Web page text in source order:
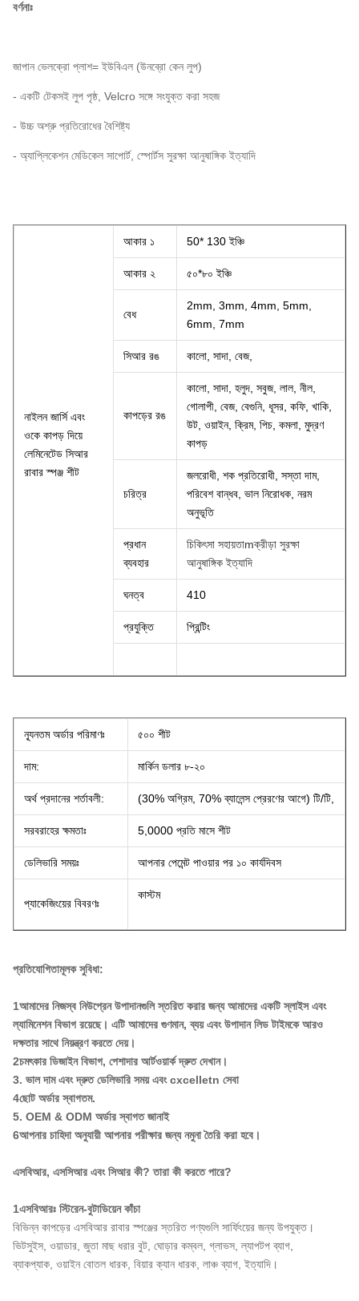
বর্ণনাঃ
জাপান ভেলক্রো প্লাশ= ইউবিএল (উনব্রো কেন লুপ)
- একটি টেকসই লুপ পৃষ্ঠ, Velcro সঙ্গে সংযুক্ত করা সহজ
- উচ্চ অশ্রু প্রতিরোধের বৈশিষ্ট্য
- অ্যাপ্লিকেশন মেডিকেল সাপোর্ট, স্পোর্টস সুরক্ষা আনুষাঙ্গিক ইত্যাদি
নাইলন জার্সি এবং
ওকে কাপড় দিয়ে
লেমিনেটেড সিআর
রাবার স্পঞ্জ শীট
আকার ১ 50* 130 ইঞ্চি
আকার ২ ৫০*৮০ ইঞ্চি
বেধ
2mm, 3mm, 4mm, 5mm,
6mm, 7mm
সিআর রঙ কালো, সাদা, বেজ,
কাপড়ের রঙ
কালো, সাদা, হলুদ, সবুজ, লাল, নীল,
গোলাপী, বেজ, বেগুনি, ধূসর, কফি, খাকি,
উট, ওয়াইন, ক্রিম, পিচ, কমলা, মুদ্রণ
কাপড়
চরিত্র
জলরোধী, শক প্রতিরোধী, সস্তা দাম,
পরিবেশ বান্ধব, ভাল নিরোধক, নরম
অনুভূতি
প্রধান
ব্যবহার
চিকিৎসা সহায়তাmক্রীড়া সুরক্ষা
আনুষাঙ্গিক ইত্যাদি
ঘনত্ব 410
প্রযুক্তি প্রিন্টিং
ন্যূনতম অর্ডার পরিমাণঃ ৫০০ শীট
দাম: মার্কিন ডলার ৮-২০
অর্থ প্রদানের শর্তাবলী: (30% অগ্রিম, 70% ব্যালেন্স প্রেরণের আগে) টি/টি,
সরবরাহের ক্ষমতাঃ 5,0000 প্রতি মাসে শীট
ডেলিভারি সময়ঃ আপনার পেমেন্ট পাওয়ার পর ১০ কার্যদিবস
প্যাকেজিংয়ের বিবরণঃ
কাস্টম
প্রতিযোগিতামূলক সুবিধা:
1আমাদের নিজস্ব নিউপ্রেন উপাদানগুলি স্তরিত করার জন্য আমাদের একটি স্লাইস এবং
ল্যামিনেশন বিভাগ রয়েছে। এটি আমাদের গুণমান, ব্যয় এবং উপাদান লিড টাইমকে আরও
দক্ষতার সাথে নিয়ন্ত্রণ করতে দেয়।
2চমৎকার ডিজাইন বিভাগ, পেশাদার আর্টওয়ার্ক দ্রুত দেখান।
3. ভাল দাম এবং দ্রুত ডেলিভারি সময় এবং cxcelletn সেবা
4ছোট অর্ডার স্বাগতম.
5. OEM & ODM অর্ডার স্বাগত জানাই
6আপনার চাহিদা অনুযায়ী আপনার পরীক্ষার জন্য নমুনা তৈরি করা হবে।
এসবিআর, এসসিআর এবং সিআর কী? তারা কী করতে পারে?
1এসবিআরঃ স্টিরেন-বুটাডিয়েন কাঁচা
বিভিন্ন কাপড়ের এসবিআর রাবার স্পঞ্জের স্তরিত পণ্যগুলি সার্ফিংয়ের জন্য উপযুক্ত।
ভিটসুইস, ওয়াডার, জুতা মাছ ধরার বুট, ঘোড়ার কম্বল, গ্লাভস, ল্যাপটপ ব্যাগ,
ব্যাকপ্যাক, ওয়াইন বোতল ধারক, বিয়ার ক্যান ধারক, লাঞ্চ ব্যাগ, ইত্যাদি।